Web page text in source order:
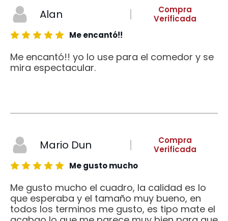
Alan
Compra
Verificada
Me encantó!!
Me encantó!! yo lo use para el comedor y se
mira espectacular.
Mario Dun
Compra
Verificada
Me gusto mucho
Me gusto mucho el cuadro, la calidad es lo
que esperaba y el tamaño muy bueno, en
todos los terminos me gusto, es tipo mate el